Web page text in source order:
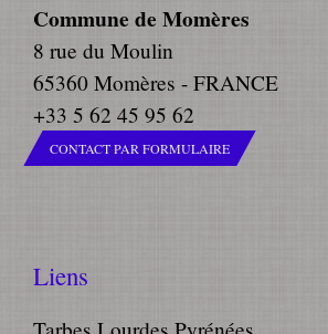
Commune de Momères
8 rue du Moulin
65360 Momères - FRANCE
+33 5 62 45 95 62
CONTACT PAR FORMULAIRE
Liens